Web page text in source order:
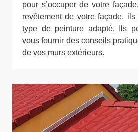
pour s’occuper de votre
revêtement de votre façade,
type de peinture adapté. Ils
vous fournir des conseils
de vos murs extérieurs.